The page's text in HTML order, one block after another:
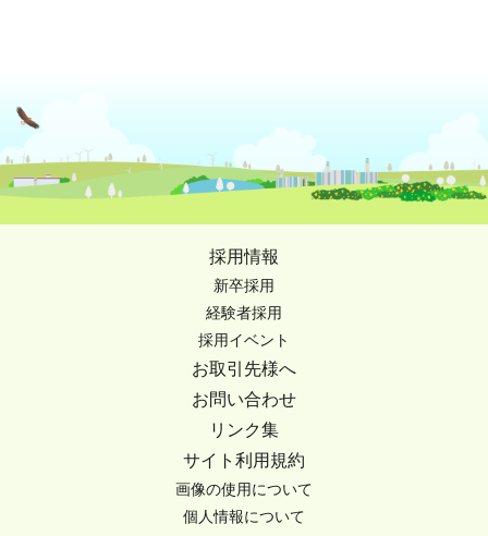
採用情報
新卒採用
経験者採用
採用イベント
お取引先様へ
お問い合わせ
リンク集
サイト利用規約
画像の使用について
個人情報について